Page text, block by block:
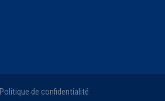
Politique de confidentialité